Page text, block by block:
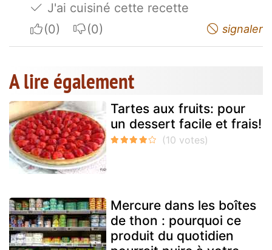
J'ai cuisiné cette recette
I apreciateI do not appreciate signaler
A lire également
Tartes aux fruits: pour
un dessert facile et frais!
Mercure dans les boîtes
de thon : pourquoi ce
produit du quotidien